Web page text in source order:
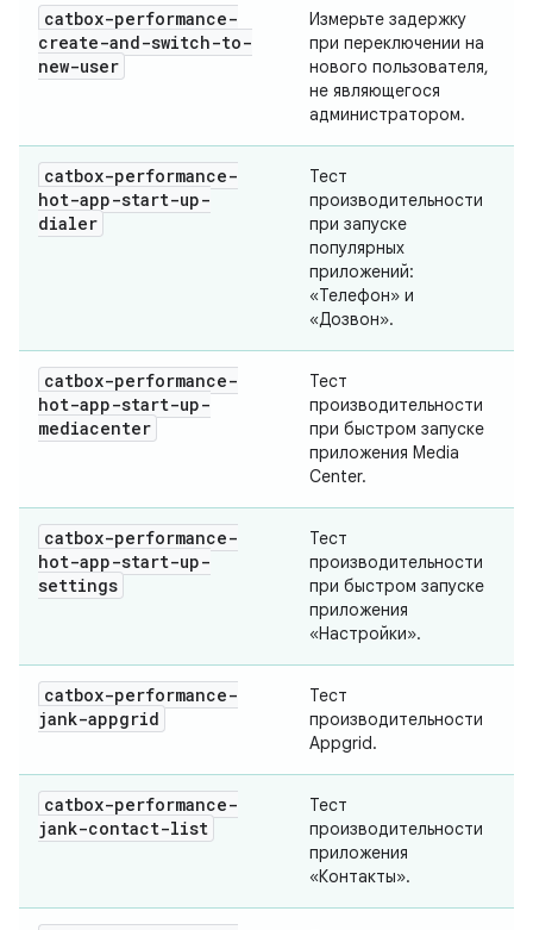
catbox-performance-
create-and-switch-to-
new-user
Измерьте задержку
при переключении на
нового пользователя,
не являющегося
администратором.
catbox-performance-
hot-app-start-up-
dialer
Тест
производительности
при запуске
популярных
приложений:
«Телефон» и
«Дозвон».
catbox-performance-
hot-app-start-up-
mediacenter
Тест
производительности
при быстром запуске
приложения Media
Center.
catbox-performance-
hot-app-start-up-
settings
Тест
производительности
при быстром запуске
приложения
«Настройки».
catbox-performance-
jank-appgrid
Тест
производительности
Appgrid.
catbox-performance-
jank-contact-list
Тест
производительности
приложения
«Контакты».